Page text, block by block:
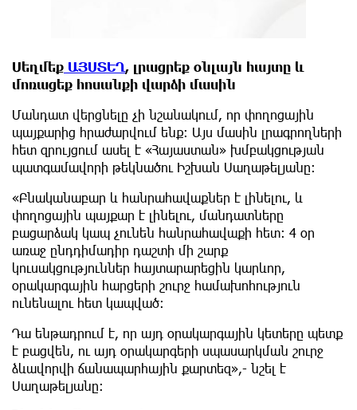
Սեղմեք ԱՅՍՏԵՂ, լրացրեք օնլայն հայտը և
մոռացեք հոսանքի վարձի մասին
Մանդատ վերցնելը չի նշանակում, որ փողոցային
պայքարից հրաժարվում ենք: Այս մասին լրագրողների
հետ զրույցում ասել է «Հայաստան» խմբակցության
պատգամավորի թեկնածու Իշխան Սաղաթելյանը:
«Բնականաբար և հանրահավաքներ է լինելու, և
փողոցային պայքար է լինելու, մանդատները
բացարձակ կապ չունեն հանրահավաքի հետ: 4 օր
առաջ ընդդիմադիր դաշտի մի շարք
կուսակցություններ հայտարարեցին կարևոր,
օրակարգային հարցերի շուրջ համախոհություն
ունենալու հետ կապված:
Դա ենթադրում է, որ այդ օրակարգային կետերը պետք
է բացվեն, ու այդ օրակարգերի սպասարկման շուրջ
ձևավորվի ճանապարհային քարտեզ»,- նշել է
Սաղաթելյանը: